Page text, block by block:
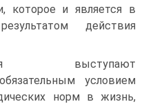
которое и является в
действия
выступают
условием
норм в жизнь,